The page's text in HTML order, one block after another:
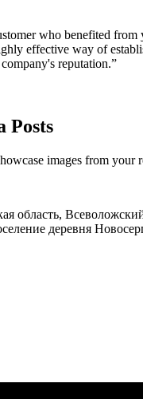
who benefited from
effective way of
reputation.”
Posts
images from your
область,
деревня